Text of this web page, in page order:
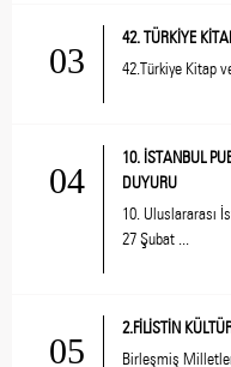
03
42. TÜRKİYE
42.Türkiye Kitap
04
10. İSTANBUL
DUYURU
10. Uluslararası
27 Şubat ...
05
2.FİLİSTİN
Birleşmiş Milletler